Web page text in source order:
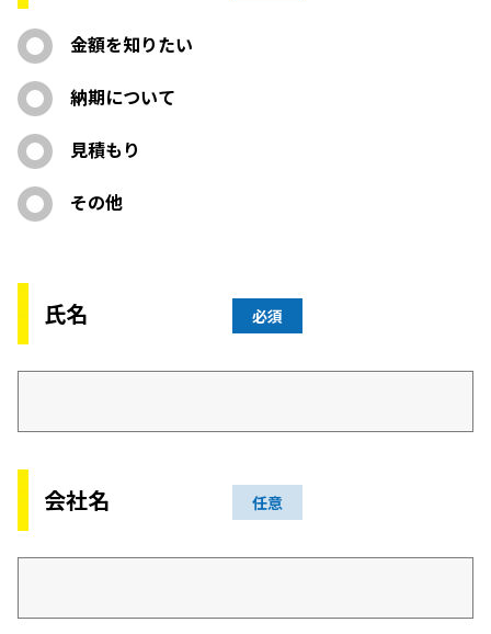
金額を知りたい
納期について
見積もり
その他
氏名 必須
会社名 任意